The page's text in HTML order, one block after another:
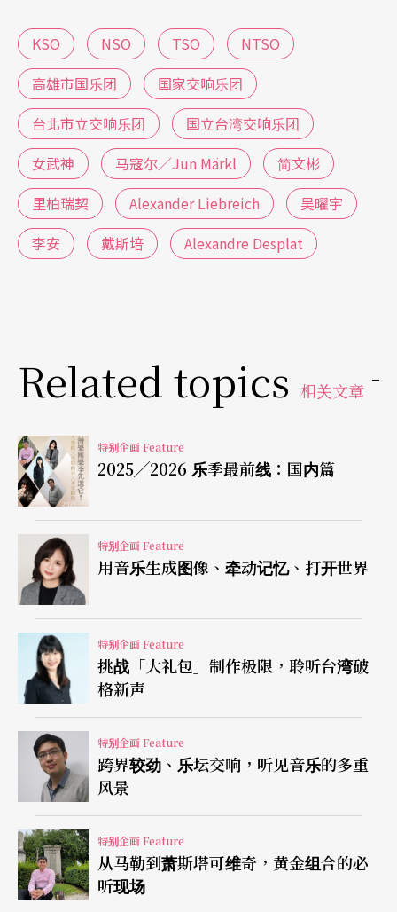
KSO NSO TSO
NTSO
高雄市国乐团
国家交响乐团
台北市立交响乐团
国立台湾交响乐团
女武神
马寇尔／Jun Märkl
简文彬
里柏瑞契
Alexander Liebreich
吴曜宇
李安
戴斯培 Alexandre Desplat
Related topics 相关文章
特别企画 Feature
2025╱2026 乐季最前线：国内篇
特别企画 Feature
用音乐生成图像、牵动记忆、打开世界
特别企画 Feature
挑战「大礼包」制作极限，聆听台湾破
格新声
特别企画 Feature
跨界较劲、乐坛交响，听见音乐的多重
风景
特别企画 Feature
从马勒到萧斯塔可维奇，黄金组合的必
听现场